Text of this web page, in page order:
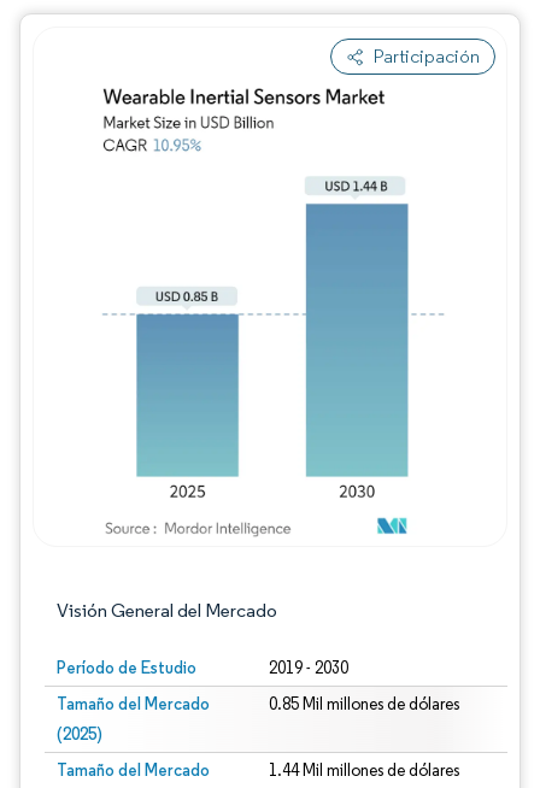
Participación
Visión General del Mercado
Período de Estudio 2019 - 2030
Tamaño del Mercado
(2025)
0.85 Mil millones de dólares
Tamaño del Mercado
1.44 Mil millones de dólares